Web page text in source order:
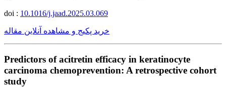
doi : 10.1016/j.jaad.2025.03.069
خرید پکیج و مشاهده آنلاین مقاله
Predictors of acitretin efficacy in keratinocyte
carcinoma chemoprevention: A retrospective cohort
study